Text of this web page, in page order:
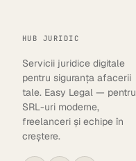
HUB JURIDIC
Servicii juridice digitale
pentru siguranța afacerii
tale. Easy Legal — pentru
SRL-uri moderne,
freelanceri și echipe în
creștere.